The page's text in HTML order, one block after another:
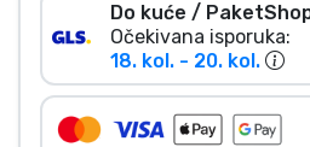
Do kuće /
Očekivana isporuka:
18. kol. - 20. kol.